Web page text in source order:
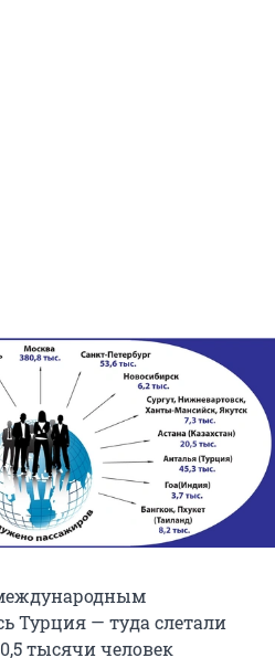
Турция — туда слетали
тысячи человек